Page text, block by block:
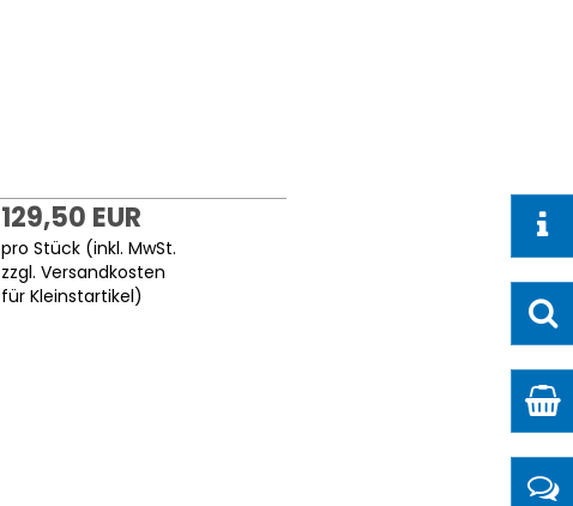
129,50 EUR
pro Stück (inkl. MwSt.
zzgl.Versandkosten
für Kleinstartikel)